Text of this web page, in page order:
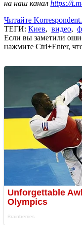
на наш канал https://
Читайте
ТЕГИ: Киев, видео,
Если вы заметили
нажмите Ctrl+Enter,